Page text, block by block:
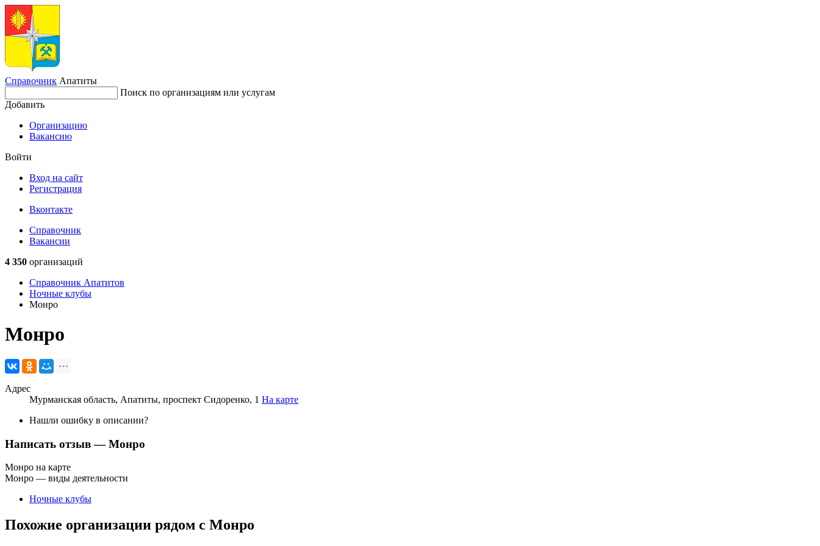
Справочник Апатиты
Поиск по организациям или услугам
Добавить
Организацию
Вакансию
Войти
Вход на сайт
Регистрация
Вконтакте
Справочник
Вакансии
4 350 организаций
Справочник Апатитов
Ночные клубы
Монро
Монро
Адрес
Мурманская область, Апатиты, проспект Сидоренко, 1 На карте
Нашли ошибку в описании?
Написать отзыв— Монро
Монро на карте
Монро — виды деятельности
Ночные клубы
Похожие организации рядом с Монро